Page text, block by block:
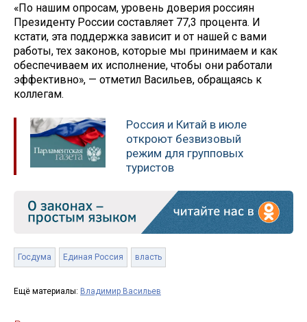
«По нашим опросам, уровень доверия россиян
Президенту России составляет 77,3 процента. И
кстати, эта поддержка зависит и от нашей с вами
работы, тех законов, которые мы принимаем и как
обеспечиваем их исполнение, чтобы они работали
эффективно», — отметил Васильев, обращаясь к
коллегам.
Россия и Китай в июле
откроют безвизовый
режим для групповых
туристов
Госдума Единая Россия власть
Ещё материалы: Владимир Васильев